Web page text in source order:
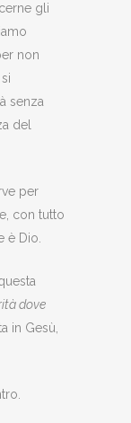
gli
non
senza
del
per
con tutto
è Dio.
dove
in Gesù,